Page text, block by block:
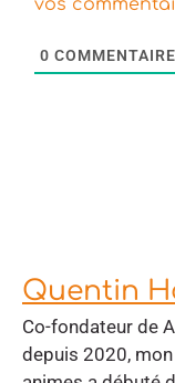
vos
0
Quentin
Co-fondateur de
depuis 2020,